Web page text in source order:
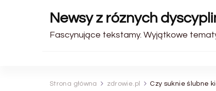
Newsy z róznych
Fascynujące tekstamy. Wyjątkowe
Strona główna zdrowie.pl Czy suknie ślubne